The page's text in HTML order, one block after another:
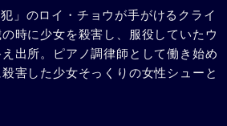
」のロイ・チョウが手がけるクライ
時に少女を殺害し、服役していたウ
出所。ピアノ調律師として働き始め
害した少女そっくりの女性シューと